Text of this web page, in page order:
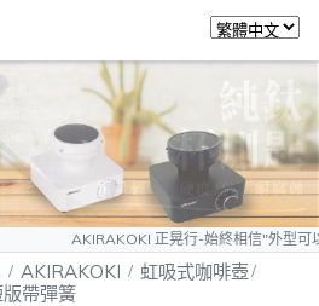
AKIRAKOKI 正晃行-始終相信"外型
AKIRAKOKI
虹吸式咖啡壺
帶彈簧